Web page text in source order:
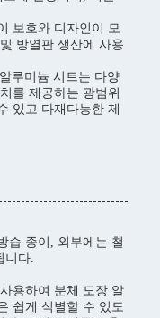
보호와 디자인이 모
방열판 생산에 사용
루미늄 시트는 다양
를 제공하는 광범위
있고 다재다능한 제
습 종이, 외부에는 철
니다.
용하여 분체 도장 알
쉽게 식별할 수 있도